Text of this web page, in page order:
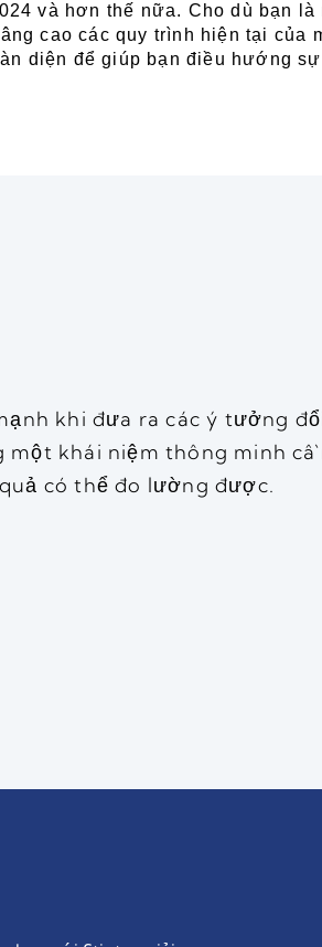
và hơn thế nữa. Cho dù bạn
cao các quy trình hiện tại của
diện để giúp bạn điều hướng
khi đưa ra các ý tưởng
một khái niệm thông minh
có thể đo lường được.